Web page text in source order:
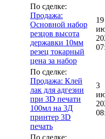
По сделке:
Продажа:
Основной набор
резцов высота
державки 10мм
резец токарный
цена за набор
19
По сделке:
Продажа: Клей
лак для адгезии
при 3D печати
100мл на 3Д
принтер 3D
печать
3
По сделке: